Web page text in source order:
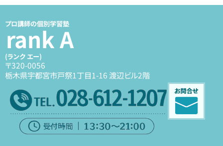
プロ講師の個別学習塾
rank A
(ランク エー)
〒320-0056
栃木県宇都宮市戸祭1丁目1-16 渡辺ビル2階